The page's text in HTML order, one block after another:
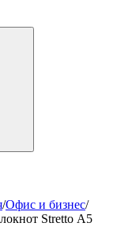
/Офис и бизнес/
Stretto А5